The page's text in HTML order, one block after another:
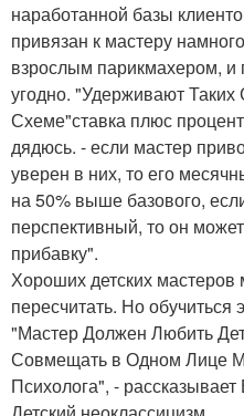
наработанной базы
привязан к мастеру
взрослым парикмахером, и
угодно. "Удерживают
Схеме"ставка плюс
дядюсь. - если мастер
уверен в них, то его
на 50% выше базового,
перспективный, то он
прибавку".
Хороших детских
пересчитать. Но
"Мастер Должен Любить
Совмещать в Одном Лице
Психолога", -